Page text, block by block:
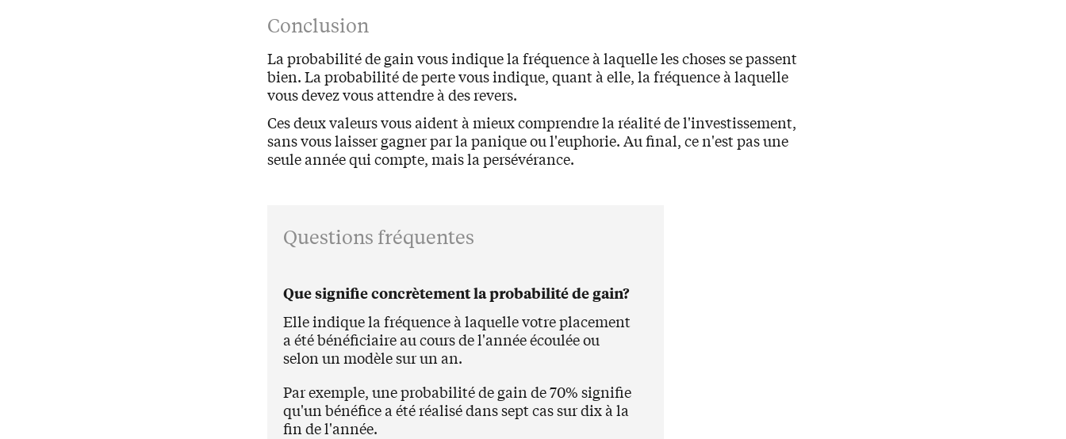
Conclusion
La probabilité de gain vous indique la fréquence à laquelle les choses se passent
bien. La probabilité de perte vous indique, quant à elle, la fréquence à laquelle
vous devez vous attendre à des revers.
Ces deux valeurs vous aident à mieux comprendre la réalité de l'investissement,
sans vous laisser gagner par la panique ou l'euphorie. Au final, ce n'est pas une
seule année qui compte, mais la persévérance.
Questions fréquentes
Que signifie concrètement la probabilité de gain?
Elle indique la fréquence à laquelle votre placement
a été bénéficiaire au cours de l'année écoulée ou
selon un modèle sur un an.
Par exemple, une probabilité de gain de 70% signifie
qu'un bénéfice a été réalisé dans sept cas sur dix à la
fin de l'année.